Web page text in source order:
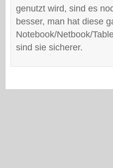
genutzt wird, sind es
besser, man hat diese
Notebook/Netbook/
sind sie sicherer.